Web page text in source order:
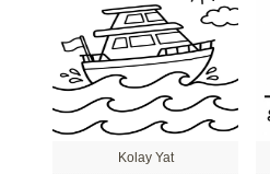
Kolay Yat